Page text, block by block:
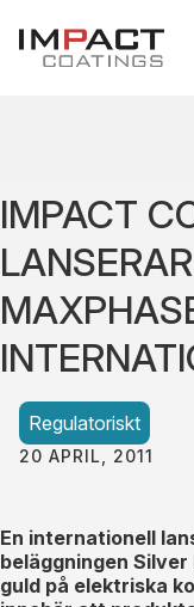
IMPACT
Regulatoriskt
20 APRIL, 2011
En internationell
beläggningen
guld på elektriska